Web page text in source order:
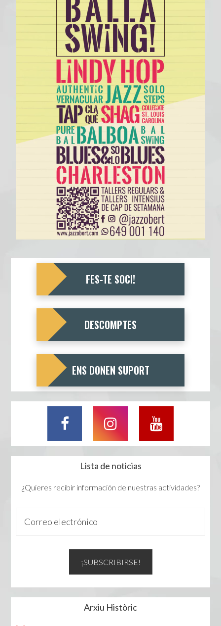
FES-TE SOCI!
DESCOMPTES
ENS DONEN SUPORT
Lista de noticias
¿Quieres recibir información de nuestras actividades?
Arxiu Històric